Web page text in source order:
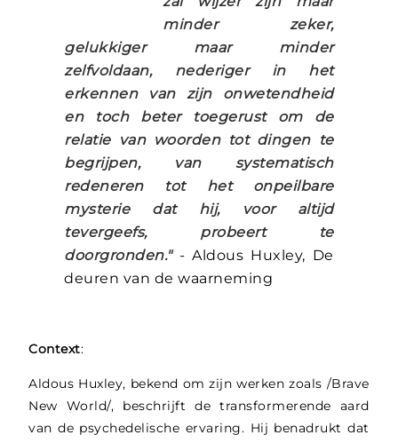
minder zeker,
gelukkiger maar minder
zelfvoldaan, nederiger in het
erkennen van zijn onwetendheid
en toch beter toegerust om de
relatie van woorden tot dingen te
begrijpen, van systematisch
redeneren tot het onpeilbare
mysterie dat hij, voor altijd
tevergeefs, probeert te
doorgronden."- Aldous Huxley, De
deuren van de waarneming
Context:
Aldous Huxley, bekend om zijn werken zoals /Brave
New World/, beschrijft de transformerende aard
van de psychedelische ervaring. Hij benadrukt dat